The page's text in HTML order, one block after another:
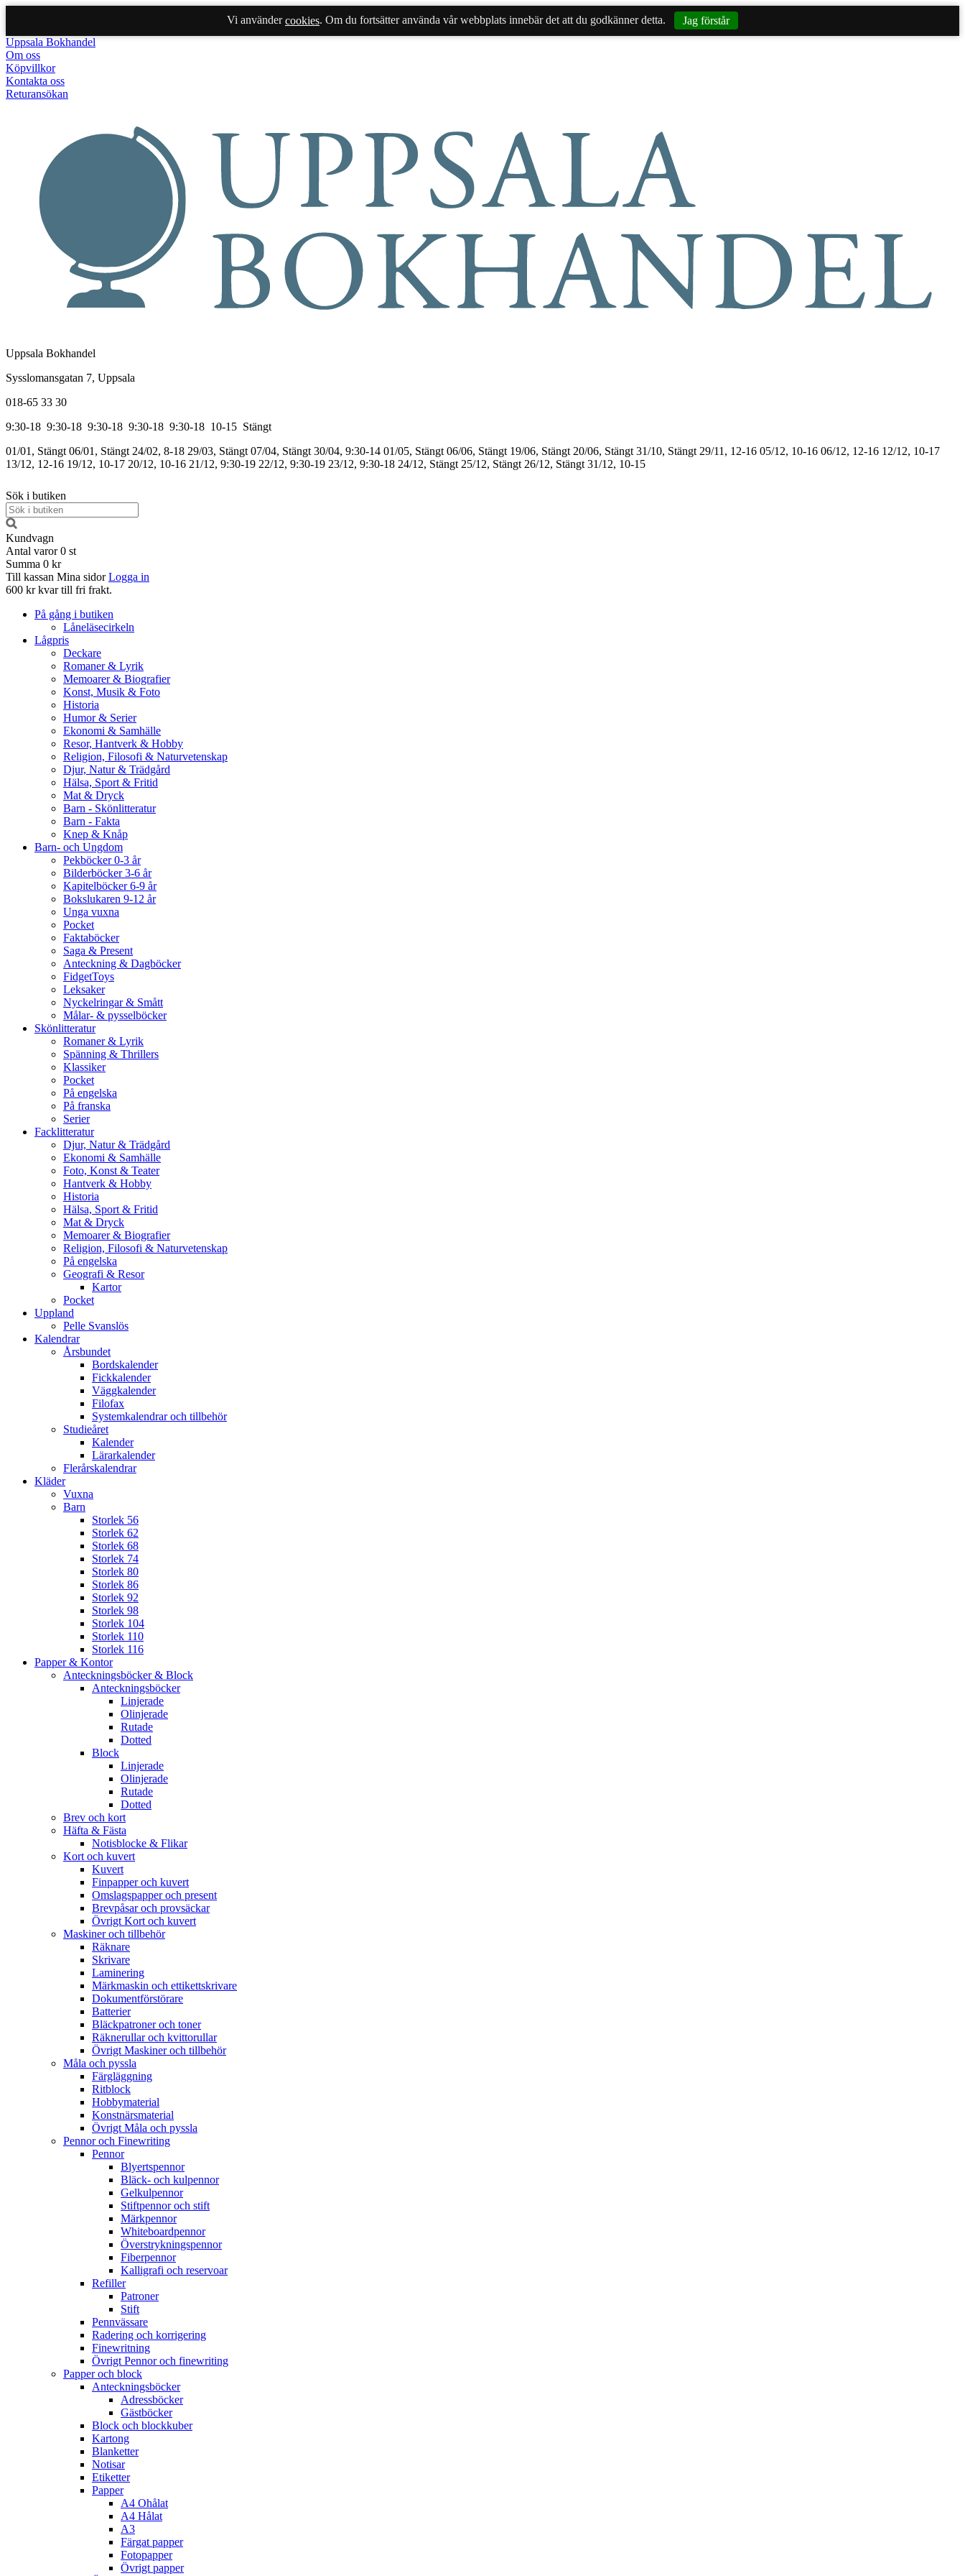
Vi användercookies. Om du fortsätter använda vår webbplats innebär det att du godkänner detta.
Jag förstår
Uppsala Bokhandel
Om oss
Köpvillkor
Kontakta oss
Returansökan
Uppsala Bokhandel
Sysslomansgatan 7, Uppsala
018-65 33 30
9:30-18 9:30-18 9:30-18 9:30-18 9:30-18 10-15 Stängt
01/01, Stängt 06/01, Stängt 24/02, 8-18 29/03, Stängt 07/04, Stängt 30/04, 9:30-14 01/05, Stängt 06/06, Stängt 19/06, Stängt 20/06, Stängt 31/10, Stängt 29/11, 12-16 05/12, 10-16 06/12, 12-16 12/12, 10-17
13/12, 12-16 19/12, 10-17 20/12, 10-16 21/12, 9:30-19 22/12, 9:30-19 23/12, 9:30-18 24/12, Stängt 25/12, Stängt 26/12, Stängt 31/12, 10-15
Sök i butiken
Kundvagn
Antal varor 0 st
Summa 0 kr
Till kassan Mina sidor Logga in
600 kr kvar till fri frakt.
På gång i butiken
Låneläsecirkeln
Lågpris
Deckare
Romaner & Lyrik
Memoarer & Biografier
Konst, Musik & Foto
Historia
Humor & Serier
Ekonomi & Samhälle
Resor, Hantverk & Hobby
Religion, Filosofi & Naturvetenskap
Djur, Natur & Trädgård
Hälsa, Sport & Fritid
Mat & Dryck
Barn - Skönlitteratur
Barn - Fakta
Knep & Knåp
Barn- och Ungdom
Pekböcker 0-3 år
Bilderböcker 3-6 år
Kapitelböcker 6-9 år
Bokslukaren 9-12 år
Unga vuxna
Pocket
Faktaböcker
Saga & Present
Anteckning & Dagböcker
FidgetToys
Leksaker
Nyckelringar & Smått
Målar- & pysselböcker
Skönlitteratur
Romaner & Lyrik
Spänning & Thrillers
Klassiker
Pocket
På engelska
På franska
Serier
Facklitteratur
Djur, Natur & Trädgård
Ekonomi & Samhälle
Foto, Konst & Teater
Hantverk & Hobby
Historia
Hälsa, Sport & Fritid
Mat & Dryck
Memoarer & Biografier
Religion, Filosofi & Naturvetenskap
På engelska
Geografi & Resor
Kartor
Pocket
Uppland
Pelle Svanslös
Kalendrar
Årsbundet
Bordskalender
Fickkalender
Väggkalender
Filofax
Systemkalendrar och tillbehör
Studieåret
Kalender
Lärarkalender
Flerårskalendrar
Kläder
Vuxna
Barn
Storlek 56
Storlek 62
Storlek 68
Storlek 74
Storlek 80
Storlek 86
Storlek 92
Storlek 98
Storlek 104
Storlek 110
Storlek 116
Papper & Kontor
Anteckningsböcker & Block
Anteckningsböcker
Linjerade
Olinjerade
Rutade
Dotted
Block
Linjerade
Olinjerade
Rutade
Dotted
Brev och kort
Häfta & Fästa
Notisblocke & Flikar
Kort och kuvert
Kuvert
Finpapper och kuvert
Omslagspapper och present
Brevpåsar och provsäckar
Övrigt Kort och kuvert
Maskiner och tillbehör
Räknare
Skrivare
Laminering
Märkmaskin och ettikettskrivare
Dokumentförstörare
Batterier
Bläckpatroner och toner
Räknerullar och kvittorullar
Övrigt Maskiner och tillbehör
Måla och pyssla
Färgläggning
Ritblock
Hobbymaterial
Konstnärsmaterial
Övrigt Måla och pyssla
Pennor och Finewriting
Pennor
Blyertspennor
Bläck- och kulpennor
Gelkulpennor
Stiftpennor och stift
Märkpennor
Whiteboardpennor
Överstrykningspennor
Fiberpennor
Kalligrafi och reservoar
Refiller
Patroner
Stift
Pennvässare
Radering och korrigering
Finewritning
Övrigt Pennor och finewriting
Papper och block
Anteckningsböcker
Adressböcker
Gästböcker
Block och blockkuber
Kartong
Blanketter
Notisar
Etiketter
Papper
A4 Ohålat
A4 Hålat
A3
Färgat papper
Fotopapper
Övrigt papper